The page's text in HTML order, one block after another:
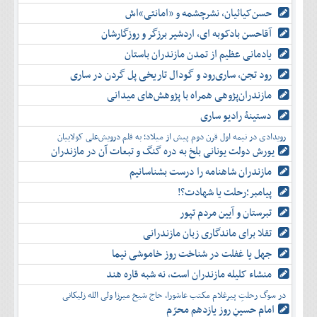
حسن‌کیائیان، نشرچشمه و «امانتی»اش
آقاحسن بادکوبه ای، اردشیر برزگر و روزگارشان
یادمانی عظیم از تمدن مازندران باستان
رود تجن، ساری‌رود و گودال تاریخی پل گردن در ساری
مازندران‌پژوهی همراه با پژوهش‌های میدانی
دستینۀ رادیو ساری
رویدادی در نیمه اول قرن دوم پیش از میلاد؛ به قلم درویش‌علی کولاییان
یورش دولت یونانی بلخ به دره گنگ و تبعات آن در مازندران
مازندران شاهنامه را درست بشناسانیم
پیامبر؛رحلت یا شهادت؟!
تبرستان و آیین مردم تپور
تقلا برای ماندگاری زبان مازندرانی
جهل یا غفلت در شناخت روز خاموشی نیما
منشاء کلیله مازندران است، نه شبه قاره هند
در سوگ رحلتِ پیرغلام مکتب عاشورا، حاج شیخ میرزا ولی الله زلیکانی
امام حسینِ روز یازدهم محرّم